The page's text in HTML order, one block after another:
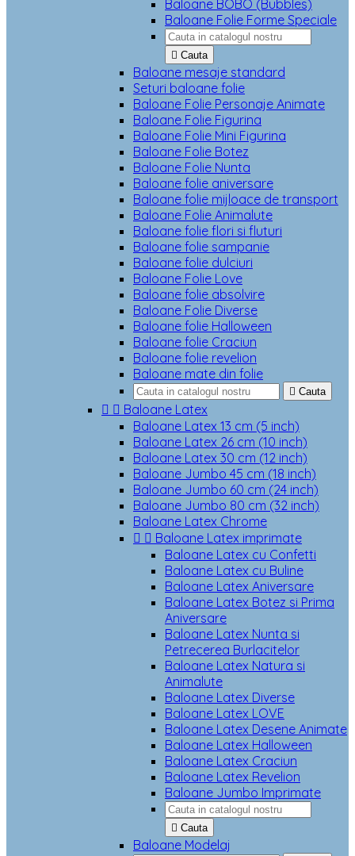
Baloane BOBO (Bubbles)
Baloane Folie Forme Speciale
 Cauta
Baloane mesaje standard
Seturi baloane folie
Baloane Folie Personaje Animate
Baloane Folie Figurina
Baloane Folie Mini Figurina
Baloane Folie Botez
Baloane Folie Nunta
Baloane folie aniversare
Baloane folie mijloace de transport
Baloane Folie Animalute
Baloane folie flori si fluturi
Baloane folie sampanie
Baloane folie dulciuri
Baloane Folie Love
Baloane folie absolvire
Baloane Folie Diverse
Baloane folie Halloween
Baloane folie Craciun
Baloane folie revelion
Baloane mate din folie
 Cauta
  Baloane Latex
Baloane Latex 13 cm (5 inch)
Baloane Latex 26 cm (10 inch)
Baloane Latex 30 cm (12 inch)
Baloane Jumbo 45 cm (18 inch)
Baloane Jumbo 60 cm (24 inch)
Baloane Jumbo 80 cm (32 inch)
Baloane Latex Chrome
  Baloane Latex imprimate
Baloane Latex cu Confetti
Baloane Latex cu Buline
Baloane Latex Aniversare
Baloane Latex Botez si Prima
Aniversare
Baloane Latex Nunta si
Petrecerea Burlacitelor
Baloane Latex Natura si
Animalute
Baloane Latex Diverse
Baloane Latex LOVE
Baloane Latex Desene Animate
Baloane Latex Halloween
Baloane Latex Craciun
Baloane Latex Revelion
Baloane Jumbo Imprimate
 Cauta
Baloane Modelaj